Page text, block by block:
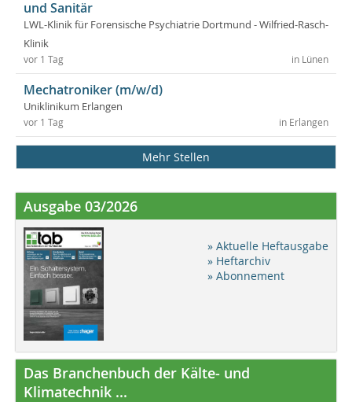
und Sanitär
LWL-Klinik für Forensische Psychiatrie Dortmund - Wilfried-Rasch-
Klinik
in Lünen
vor 1 Tag
Mechatroniker (m/w/d)
Uniklinikum Erlangen
in Erlangen
vor 1 Tag
Mehr Stellen
Ausgabe 03/2026
» Aktuelle Heftausgabe
» Heftarchiv
» Abonnement
Das Branchenbuch der Kälte- und
Klimatechnik ...